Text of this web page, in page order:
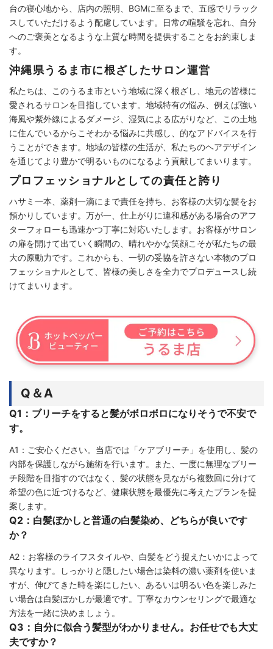
台の寝心地から、店内の照明、BGMに至るまで、五感でリラック
スしていただけるよう配慮しています。日常の喧騒を忘れ、自分
へのご褒美となるような上質な時間を提供することをお約束しま
す。
沖縄県うるま市に根ざしたサロン運営
私たちは、このうるま市という地域に深く根ざし、地元の皆様に
愛されるサロンを目指しています。地域特有の悩み、例えば強い
海風や紫外線によるダメージ、湿気による広がりなど、この土地
に住んでいるからこそわかる悩みに共感し、的なアドバイスを行
うことができます。地域の皆様の生活が、私たちのヘアデザイン
を通じてより豊かで明るいものになるよう貢献してまいります。
プロフェッショナルとしての責任と誇り
ハサミ一本、薬剤一滴にまで責任を持ち、お客様の大切な髪をお
預かりしています。万が一、仕上がりに違和感がある場合のアフ
ターフォローも迅速かつ丁寧に対応いたします。お客様がサロン
の扉を開けて出ていく瞬間の、晴れやかな笑顔こそが私たちの最
大の原動力です。これからも、一切の妥協を許さない本物のプロ
フェッショナルとして、皆様の美しさを全力でプロデュースし続
けてまいります。
Q＆A
Q1：ブリーチをすると髪がボロボロになりそうで不安で
す。
A1：ご安心ください。当店では「ケアブリーチ」を使用し、髪の
内部を保護しながら施術を行います。また、一度に無理なブリー
チ段階を目指すのではなく、髪の状態を見ながら複数回に分けて
希望の色に近づけるなど、健康状態を最優先に考えたプランを提
案します。
Q2：白髪ぼかしと普通の白髪染め、どちらが良いです
か？
A2：お客様のライフスタイルや、白髪をどう捉えたいかによって
異なります。しっかりと隠したい場合は染料の濃い薬剤を使いま
すが、伸びてきた時を楽にしたい、あるいは明るい色を楽しみた
い場合は白髪ぼかしが最適です。丁寧なカウンセリングで最適な
方法を一緒に決めましょう。
Q3：自分に似合う髪型がわかりません。お任せでも大丈
夫ですか？